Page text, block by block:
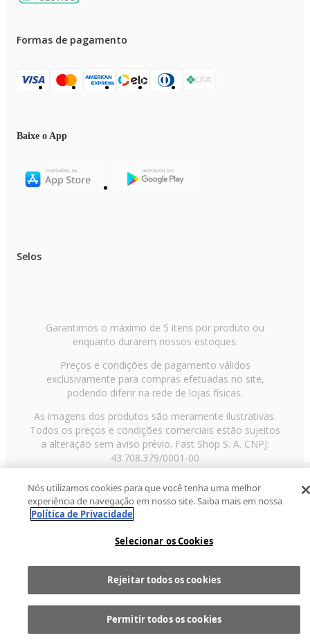
Comprar
Formas de pagamento
Baixe o App
Selos
Garantimos o máximo de 5 itens por produto ou
enquanto durarem nossos estoques.
Preços e condições de pagamento válidos
exclusivamente para compras efetuadas no site,
podendo diferir na rede de lojas físicas.
As imagens dos produtos são meramente ilustrativas.
Todos os preços e condições comerciais estão sujeitos
a alteração sem aviso prévio. Fast Shop S. A. CNPJ:
43.708.379/0001-00
Avenida Zaki Narchi, nº 1650, sobreloja, Carandiru, São
Paulo/SP, CEP 02029-001, Telefone: 11 3003-3728 ©
2013 Fast Shop - Todos os direitos reservados
Nós utilizamos cookies para que você tenha uma melhor
experiência de navegação em nosso site. Saiba mais em nossa
Política de Privacidade
Selecionar os Cookies
Rejeitar todos os cookies
Permitir todos os cookies